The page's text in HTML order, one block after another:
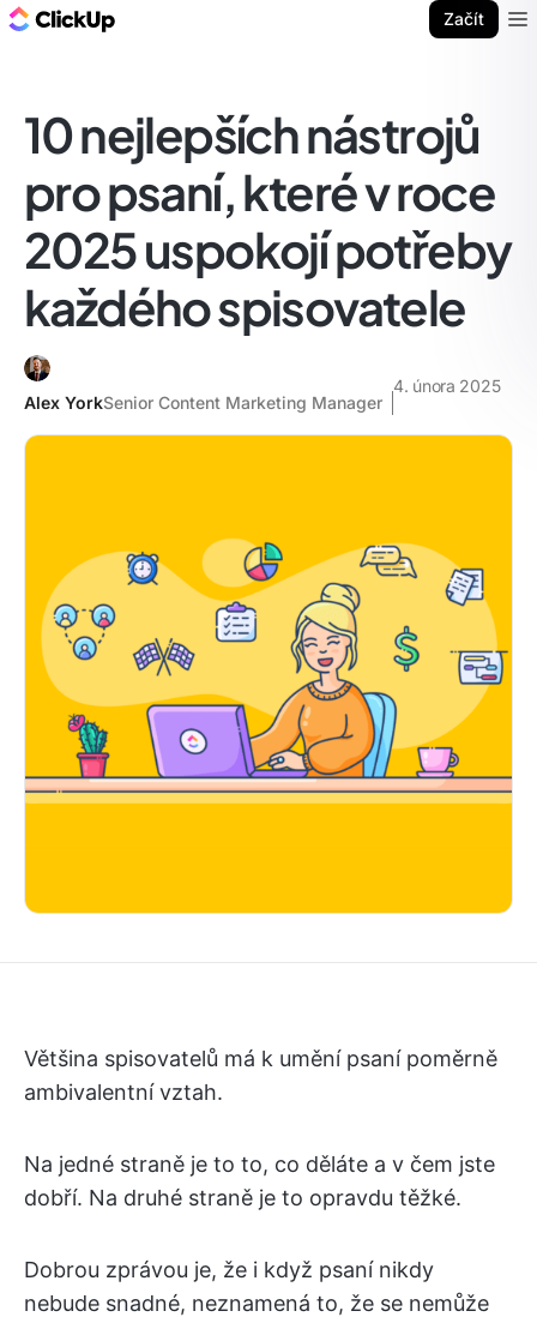
Začít
10 nejlepších nástrojů
pro psaní, které v roce
2025 uspokojí potřeby
každého spisovatele
Alex YorkSenior Content Marketing Manager
4. února 2025
Většina spisovatelů má k umění psaní poměrně
ambivalentní vztah.
Na jedné straně je to to, co děláte a v čem jste
dobří. Na druhé straně je to opravdu těžké.
Dobrou zprávou je, že i když psaní nikdy
nebude snadné, neznamená to, že se nemůže